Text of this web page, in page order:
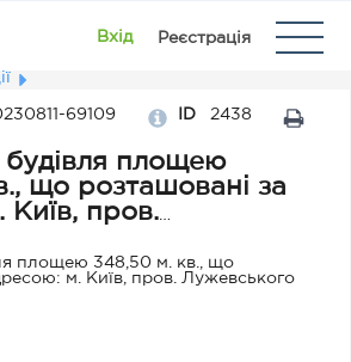
Вхід Реєстрація
69109 ID 2438
площею
що розташовані за
пров.
Руслана, 11
площею 348,50 м. кв., що
м. Київ, пров. Лужевського